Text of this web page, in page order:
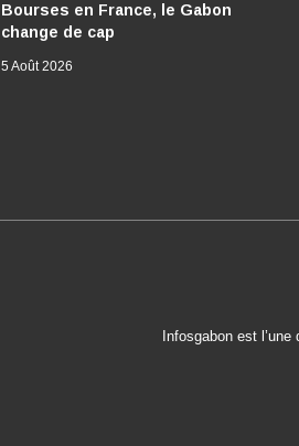
Bourses en France, le Gabon
change de cap
5 Août 2026
Infosgabon est